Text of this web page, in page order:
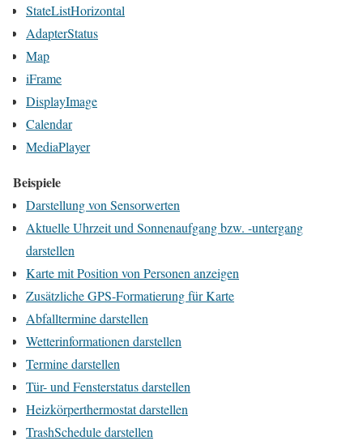
StateListHorizontal
AdapterStatus
Map
iFrame
DisplayImage
Calendar
MediaPlayer
Beispiele
Darstellung von Sensorwerten
Aktuelle Uhrzeit und Sonnenaufgang bzw. -untergang
darstellen
Karte mit Position von Personen anzeigen
Zusätzliche GPS-Formatierung für Karte
Abfalltermine darstellen
Wetterinformationen darstellen
Termine darstellen
Tür- und Fensterstatus darstellen
Heizkörperthermostat darstellen
TrashSchedule darstellen